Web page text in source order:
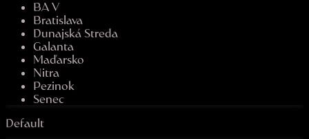
BA V
Bratislava
Dunajská Streda
Galanta
Maďarsko
Nitra
Pezinok
Senec
Default